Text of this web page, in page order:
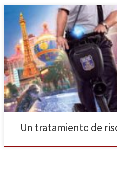
Otra comedia americana llega a la
de Superpoli en las Vegas de Andy
las aventuras de un agente de
vacaciones, y que ya está en
pasado viernes 24 de abril. Paul
decide tomarse unas […]
Un tratamiento de